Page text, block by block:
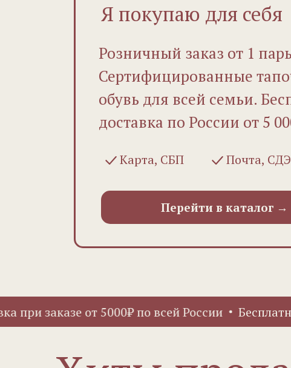
Карта, СБП Почта,
Я покупаю для себя
Розничный заказ от 1
Сертифицированные
обувь для всей семьи.
доставка по России от 5
Перейти в каталог →
заказе от 5000₽ по всей России Бесплатная